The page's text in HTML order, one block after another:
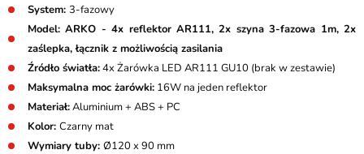
System: 3-fazowy
Model: ARKO - 4x reflektor AR111, 2x szyna 3-fazowa 1m, 2x
zaślepka, łącznik z możliwością zasilania
Źródło światła:4x Żarówka LED AR111 GU10 (brak w zestawie)
Maksymalna moc żarówki: 16W na jeden reflektor
Materiał:Aluminium + ABS + PC
Kolor: Czarny mat
Wymiary tuby: Ø120 x 90 mm